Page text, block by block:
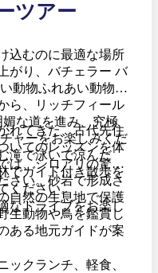
ツアー
込むのに最適な場所
がり、バチェラー バ
動物ふれあい動物園
ら、リッチフィール
媚な道を進み、究極
ャーをお楽しみくだ
滝で泳いで涼んだ
でガイド付き散歩を
ください。
れてきた、古代先住
いてのレッスンを体
は、シロアリの驚く
さい。砂岩で形成さ
自然の生息地で保護
生動物や鳥を鑑賞し
ある地元ガイドが案
なドライブをお楽し
ックランチ、軽食、